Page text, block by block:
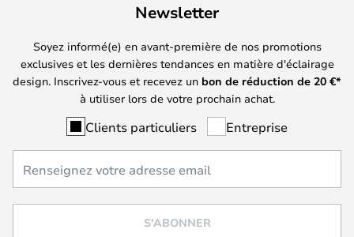
Newsletter
Soyez informé(e) en avant-première de nos promotions
exclusives et les dernières tendances en matière d'éclairage
design. Inscrivez-vous et recevez un bon de réduction de 20 €*
à utiliser lors de votre prochain achat.
Clients particuliers Entreprise
S'ABONNER